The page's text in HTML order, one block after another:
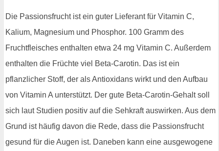
Die Passionsfrucht ist ein guter Lieferant für Vitamin C,
Kalium, Magnesium und Phosphor. 100 Gramm des
Fruchtfleisches enthalten etwa 24 mg Vitamin C. Außerdem
enthalten die Früchte viel Beta-Carotin. Das ist ein
pflanzlicher Stoff, der als Antioxidans wirkt und den Aufbau
von Vitamin A unterstützt. Der gute Beta-Carotin-Gehalt soll
sich laut Studien positiv auf die Sehkraft auswirken. Aus dem
Grund ist häufig davon die Rede, dass die Passionsfrucht
gesund für die Augen ist. Daneben kann eine ausgewogene